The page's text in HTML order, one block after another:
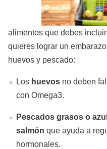
alimentos que debes
quieres lograr un
huevos y pescado:
Los huevos no deben
con Omega3.
Pescados grasos o
salmón que ayuda a
hormonales.